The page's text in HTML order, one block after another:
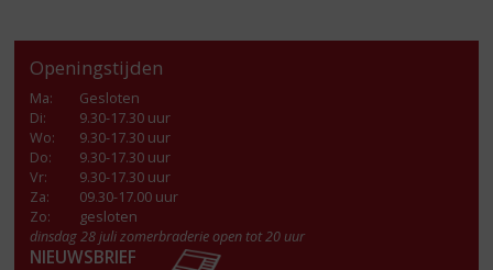
Openingstijden
Ma:
Gesloten
Di:
9.30-17.30 uur
Wo:
9.30-17.30 uur
Do:
9.30-17.30 uur
Vr:
9.30-17.30 uur
Za:
09.30-17.00 uur
Zo:
gesloten
dinsdag 28 juli zomerbraderie open tot 20 uur
NIEUWSBRIEF